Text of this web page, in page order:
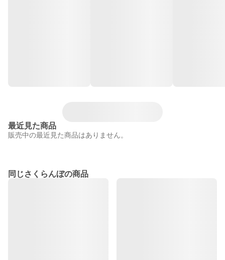
最近見た商品
販売中の最近見た商品はありません。
同じさくらんぼの商品